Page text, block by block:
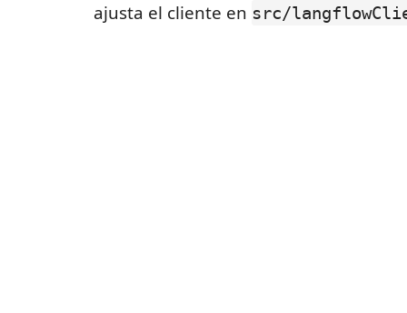
ajusta el cliente en src/